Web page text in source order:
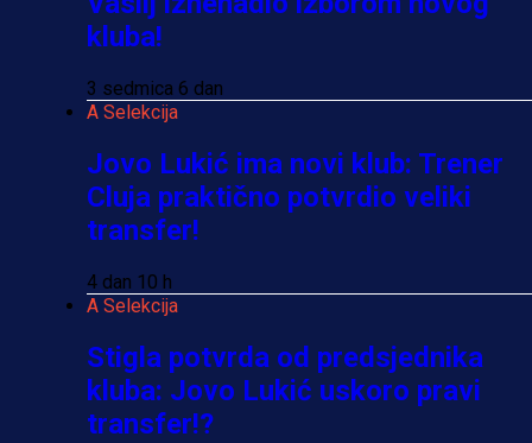
kluba!
3 sedmica 6 dan
A Selekcija
Jovo Lukić ima novi klub: Trener
Cluja praktično potvrdio veliki
transfer!
4 dan 10 h
A Selekcija
Stigla potvrda od predsjednika
kluba: Jovo Lukić uskoro pravi
transfer!?